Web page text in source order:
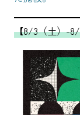
【8/3（土）-8/